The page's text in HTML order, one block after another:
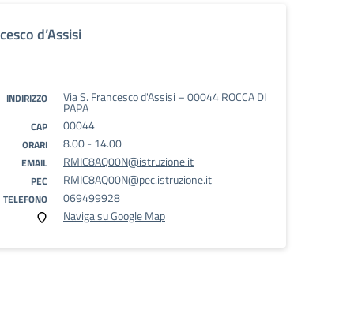
d’Assisi
INDIRIZZO Via S. Francesco d'Assisi – 00044 ROCCA DI
PAPA
CAP 00044
ORARI 8.00 - 14.00
EMAIL RMIC8AQ00N@istruzione.it
PEC RMIC8AQ00N@pec.istruzione.it
TELEFONO
069499928
Naviga su Google Map